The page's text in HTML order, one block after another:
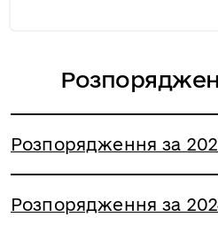
Розпорядження за
Розпорядження за